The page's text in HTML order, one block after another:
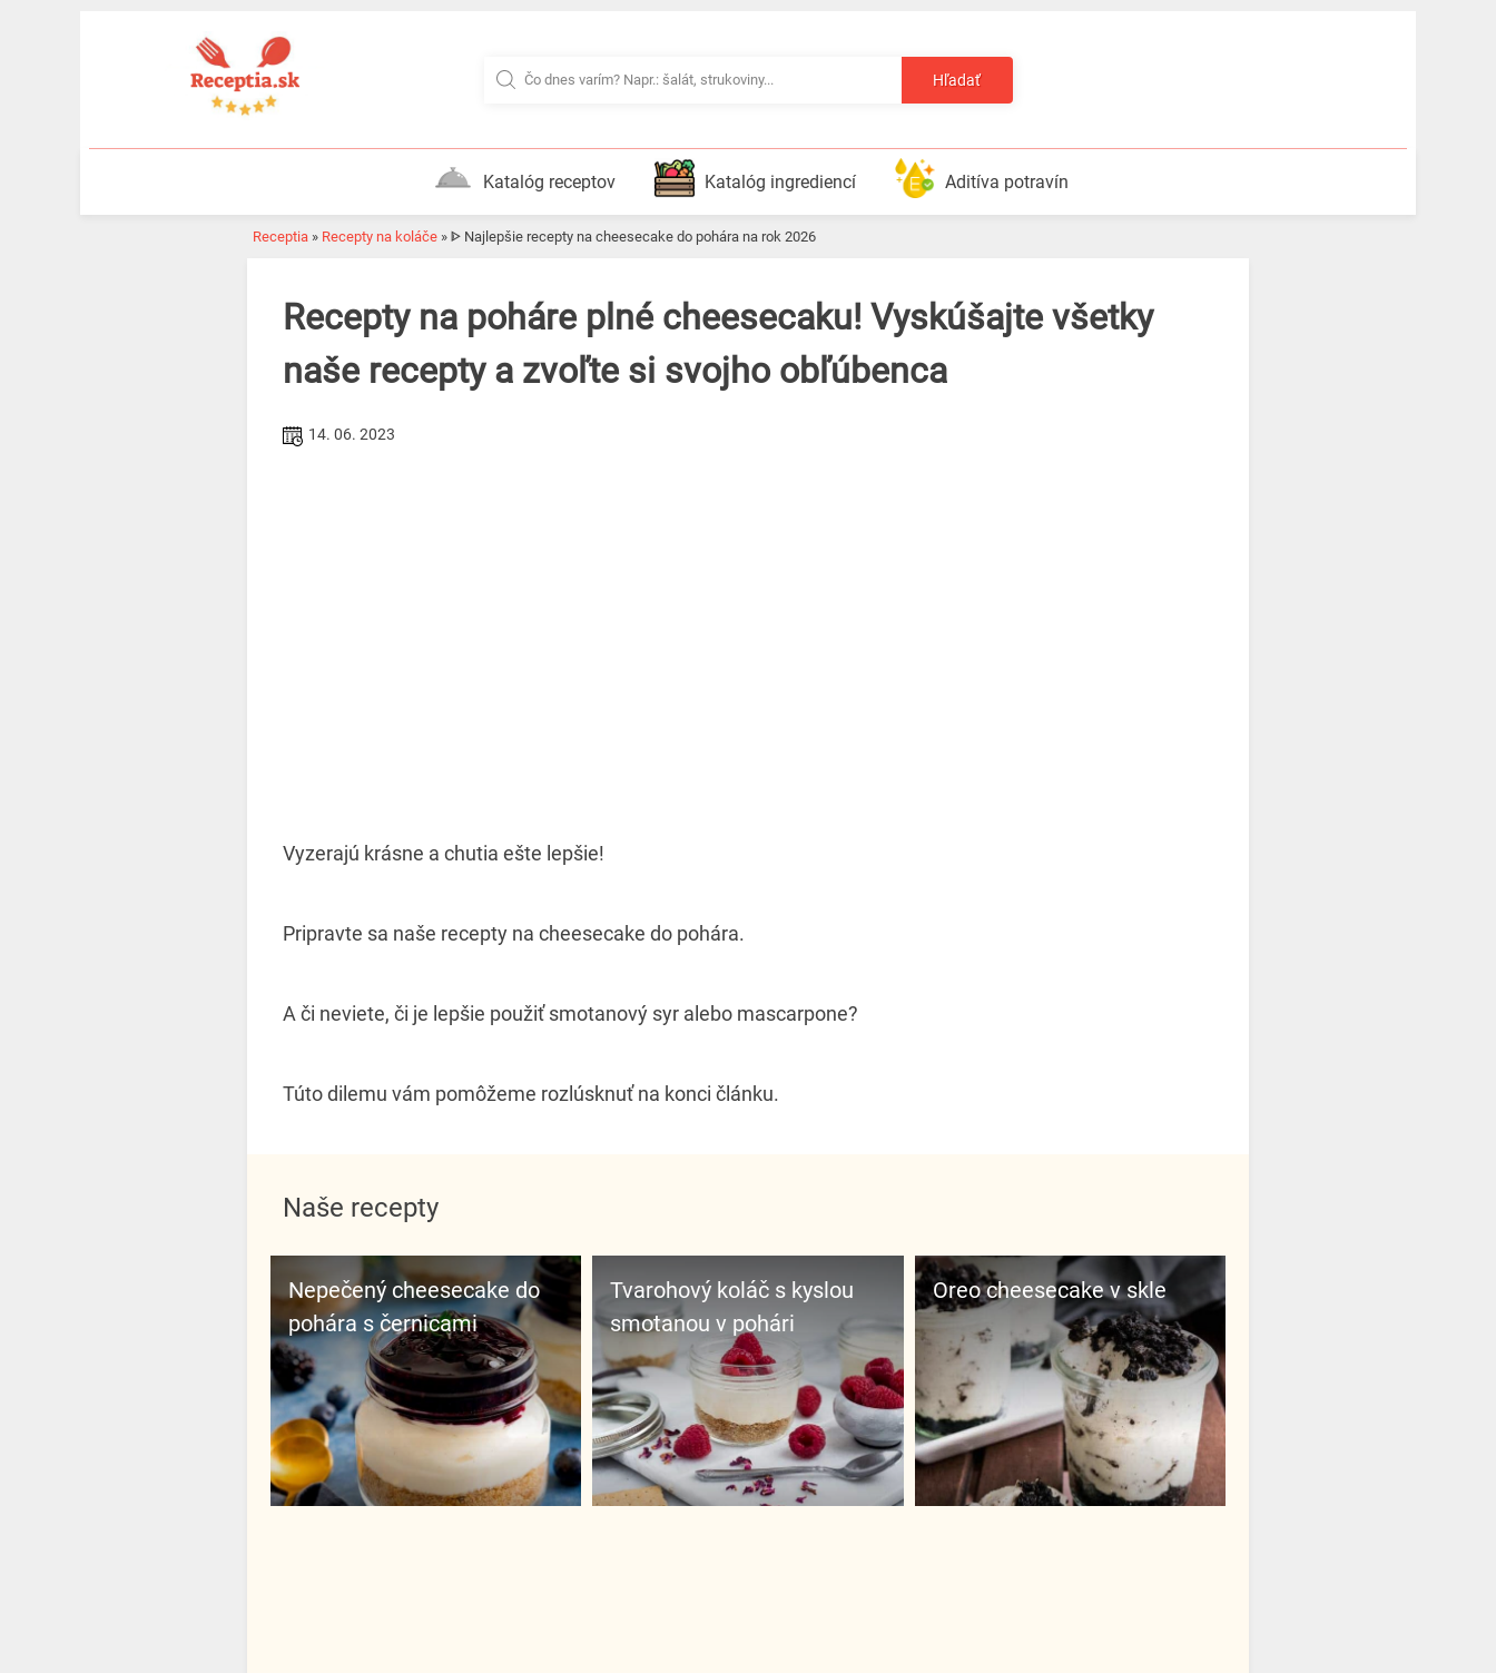
Hľadať
Katalóg receptov Katalóg ingrediencí Aditíva potravín
Receptia » Recepty na koláče » ᐈ Najlepšie recepty na cheesecake do pohára na rok 2026
Recepty na poháre plné cheesecaku! Vyskúšajte všetky
naše recepty a zvoľte si svojho obľúbenca
14. 06. 2023
Vyzerajú krásne a chutia ešte lepšie!
Pripravte sa naše recepty na cheesecake do pohára.
A či neviete, či je lepšie použiť smotanový syr alebo mascarpone?
Túto dilemu vám pomôžeme rozlúsknuť na konci článku.
Naše recepty
Nepečený cheesecake do
pohára s černicami
Tvarohový koláč s kyslou
smotanou v pohári
Oreo cheesecake v skle